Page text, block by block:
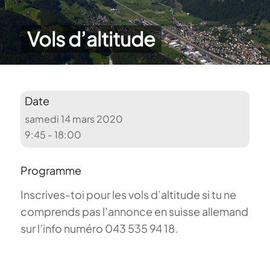
Vols d’altitude
Date
samedi 14 mars 2020
9:45 - 18:00
Programme
Inscrives-toi pour les vols d’altitude si tu ne
comprends pas l’annonce en suisse allemand
sur l’info numéro 043 535 94 18.